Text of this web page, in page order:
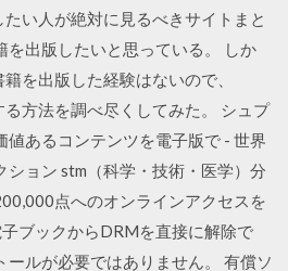
い人が絶対に見るべきサイトまと
を出版したいと思っている。 しか
を出版した経験はないので、
方法を調べ尽くしてみた。 シュプ
値あるコンテンツを電子版で - 世界
ション stm（科学・技術・医学）分
点へのオンラインアクセスを
ブックからDRMを直接に解除で
ールが必要ではありません。 有償ソ